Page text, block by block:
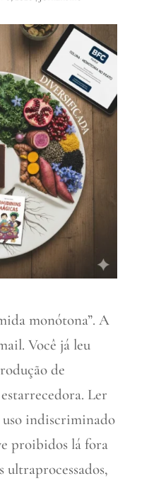
monótona”. A
Você já leu
de
Ler
uso indiscriminado
proibidos lá fora
ultraprocessados,